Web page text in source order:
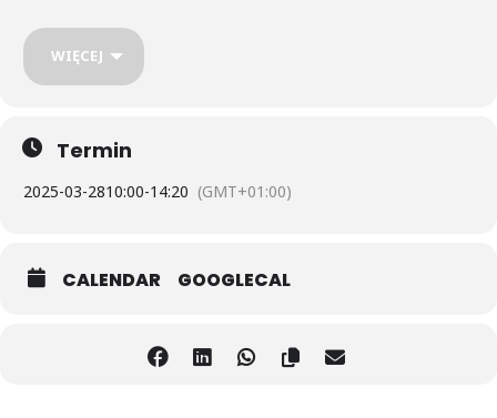
„Towary podrabiane i niebezpieczne. O czym się nie mówi a co
warto wiedzieć” – Grzegorz Świerkta, koordynator ds. nadzoru
rynku
IAS w Katowicach
(w tym przybliżenie zadań z tym związanych)
Spotkanie z przewodnikiem psa służbowego SCS wraz z pokazem
WIĘCEJ
Termin
2025-03-2810:00-14:20 (GMT+01:00)
CALENDAR GOOGLECAL